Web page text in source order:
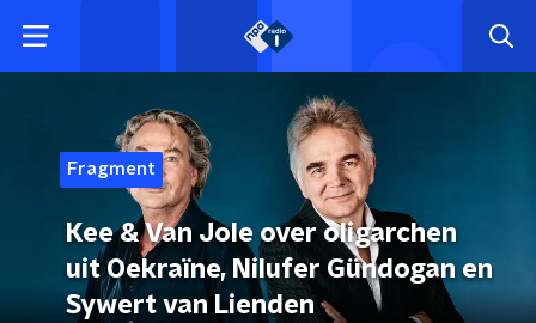
Fragment
Kee & Van Jole over oligarchen
uit Oekraïne, Nilufer Gündogan en
Sywert van Lienden